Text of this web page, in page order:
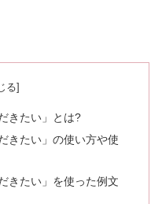
きたい」とは?
きたい」の使い方や使
きたい」を使った例文